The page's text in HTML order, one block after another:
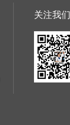
关注我们